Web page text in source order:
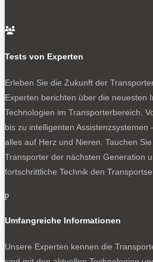

Tests von Experten
Erleben Sie die Zukunft der
Experten berichten über die neuesten
Technologien im Transporterbereich.
bis zu intelligenten Assistenzsystemen
alles auf Herz und Nieren. Tauchen
Transporter der nächsten Generation
fortschrittliche Technik den
p
Umfangreiche Informationen
Unsere Experten kennen die